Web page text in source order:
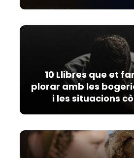
10 Llibres que et
plorar amb les
i les situacions